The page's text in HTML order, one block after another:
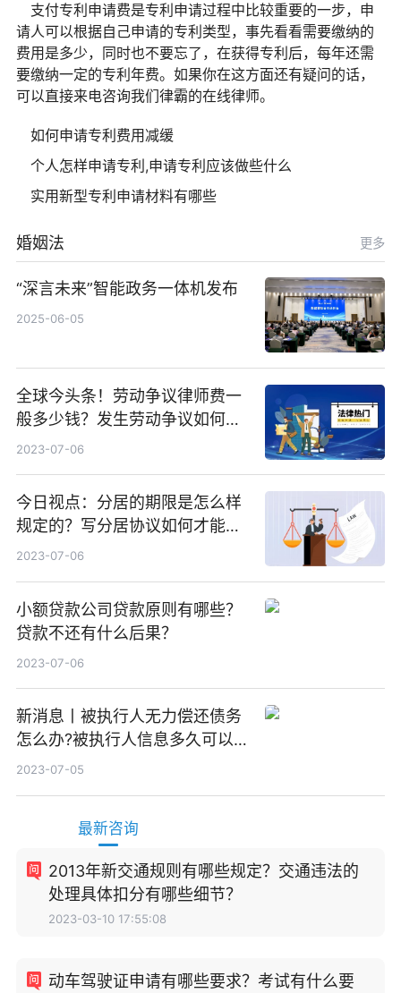
支付专利申请费是专利申请过程中比较重要的一步，申
请人可以根据自己申请的专利类型，事先看看需要缴纳的
费用是多少，同时也不要忘了，在获得专利后，每年还需
要缴纳一定的专利年费。如果你在这方面还有疑问的话，
可以直接来电咨询我们律霸的在线律师。
如何申请专利费用减缓
个人怎样申请专利,申请专利应该做些什么
实用新型专利申请材料有哪些
婚姻法 更多
“深言未来”智能政务一体机发布
2025-06-05
全球今头条！劳动争议律师费一
般多少钱？发生劳动争议如何算
工资？
2023-07-06
今日视点：分居的期限是怎么样
规定的？写分居协议如何才能有
效？
2023-07-06
小额贷款公司贷款原则有哪些？
贷款不还有什么后果？
2023-07-06
新消息丨被执行人无力偿还债务
怎么办?被执行人信息多久可以
消除?
2023-07-05
最新咨询
2013年新交通规则有哪些规定？交通违法的
处理具体扣分有哪些细节？
2023-03-10 17:55:08
动车驾驶证申请有哪些要求？考试有什么要